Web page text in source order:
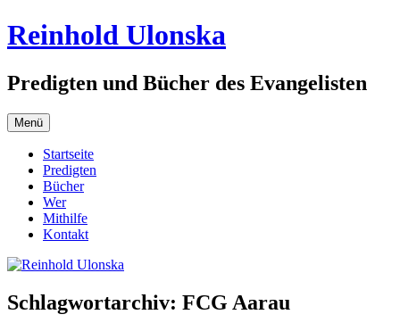
Zum
Inhalt
Reinhold Ulonska
Predigten und Bücher des Evangelisten
Menü
Startseite
Predigten
Bücher
Wer
Mithilfe
Kontakt
Schlagwortarchiv: FCG Aarau